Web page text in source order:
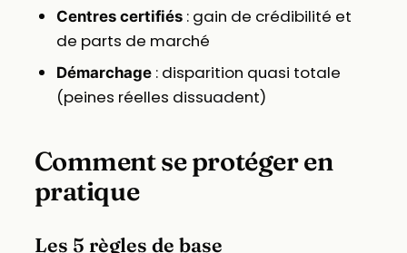
Centres certifiés: gain de crédibilité et
de parts de marché
Démarchage: disparition quasi totale
(peines réelles dissuadent)
Comment se protéger en
pratique
Les 5 règles de base